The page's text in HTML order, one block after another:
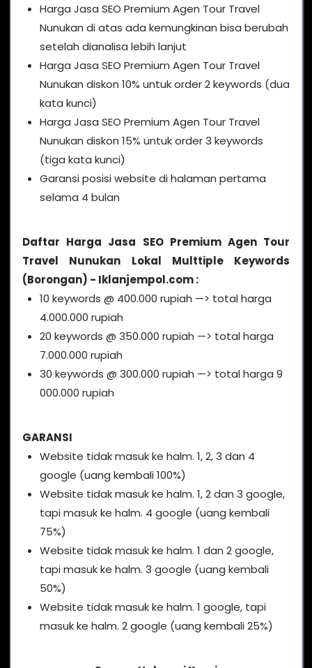
Harga Jasa SEO Premium Agen Tour Travel
Nunukan di atas ada kemungkinan bisa berubah
setelah dianalisa lebih lanjut
Harga Jasa SEO Premium Agen Tour Travel
Nunukan diskon 10% untuk order 2 keywords (dua
kata kunci)
Harga Jasa SEO Premium Agen Tour Travel
Nunukan diskon 15% untuk order 3 keywords
(tiga kata kunci)
Garansi posisi website di halaman pertama
selama 4 bulan
Daftar Harga Jasa SEO Premium Agen Tour
Travel Nunukan Lokal Multtiple Keywords
(Borongan) - Iklanjempol.com :
10 keywords @ 400.000 rupiah —> total harga
4.000.000 rupiah
20 keywords @ 350.000 rupiah —> total harga
7.000.000 rupiah
30 keywords @ 300.000 rupiah —> total harga 9
000.000 rupiah
GARANSI
Website tidak masuk ke halm. 1, 2, 3 dan 4
google (uang kembali 100%)
Website tidak masuk ke halm. 1, 2 dan 3 google,
tapi masuk ke halm. 4 google (uang kembali
75%)
Website tidak masuk ke halm. 1 dan 2 google,
tapi masuk ke halm. 3 google (uang kembali
50%)
Website tidak masuk ke halm. 1 google, tapi
masuk ke halm. 2 google (uang kembali 25%)